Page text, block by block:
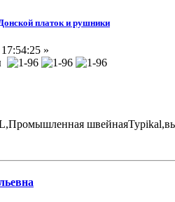
платок и рушники
»